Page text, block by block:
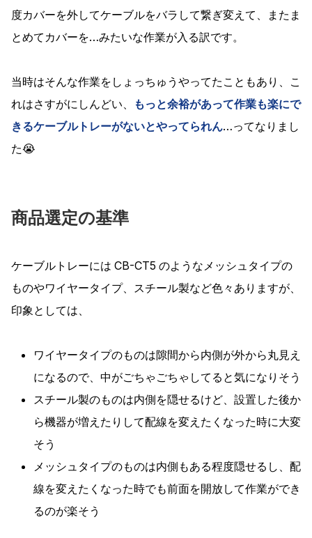
度カバーを外してケーブルをバラして繋ぎ変えて、またま
とめてカバーを…みたいな作業が入る訳です。
当時はそんな作業をしょっちゅうやってたこともあり、こ
れはさすがにしんどい、
もっと余裕があって作業も楽にで
きるケーブルトレーがないとやってられん…ってなりまし
た😭
商品選定の基準
ケーブルトレーには CB-CT5 のようなメッシュタイプの
ものやワイヤータイプ、スチール製など色々ありますが、
印象としては、
ワイヤータイプのものは隙間から内側が外から丸見え
になるので、中がごちゃごちゃしてると気になりそう
スチール製のものは内側を隠せるけど、設置した後か
ら機器が増えたりして配線を変えたくなった時に大変
そう
メッシュタイプのものは内側もある程度隠せるし、配
線を変えたくなった時でも前面を開放して作業ができ
るのが楽そう